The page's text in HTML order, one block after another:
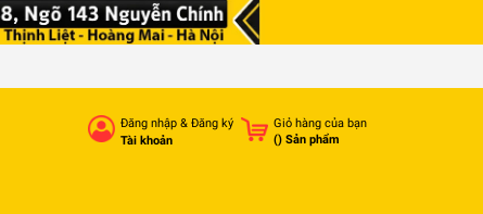
Đăng nhập& Đăng ký
Tài khoản
Giỏ hàng của bạn
() Sản phẩm